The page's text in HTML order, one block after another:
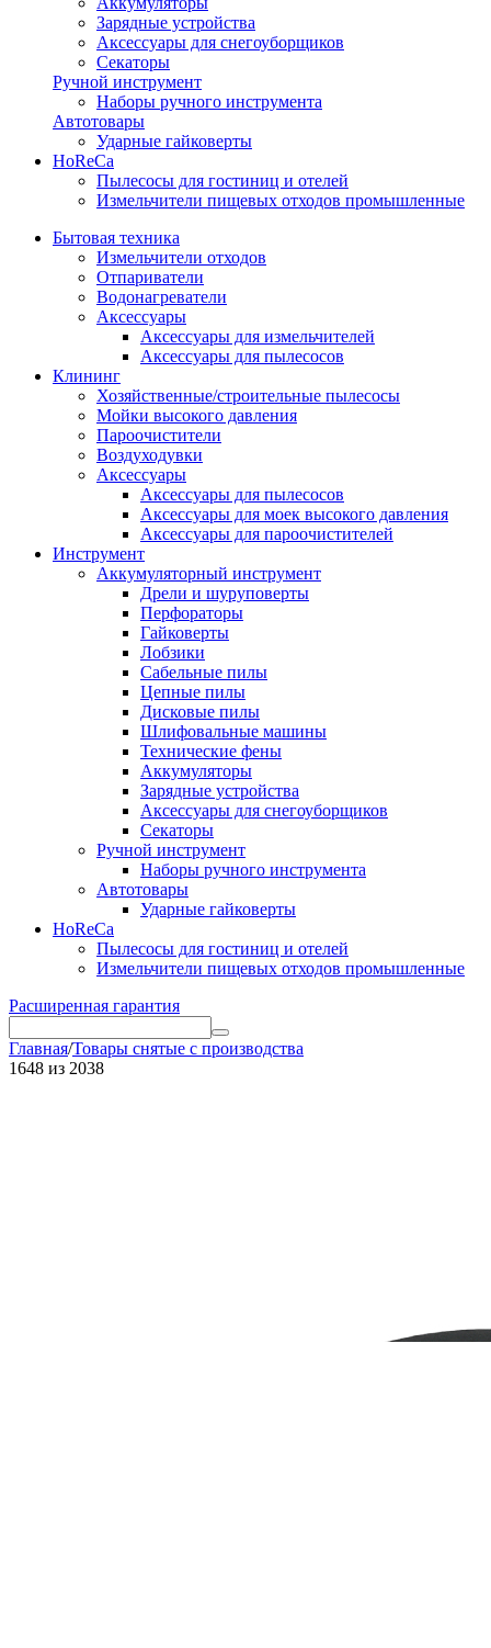
Зарядные устройства
Аксессуары для снегоуборщиков
Секаторы
Ручной инструмент
Наборы ручного инструмента
Автотовары
Ударные гайковерты
HoReCa
Пылесосы для гостиниц и отелей
Измельчители пищевых отходов промышленные
Бытовая техника
Измельчители отходов
Отпариватели
Водонагреватели
Аксессуары
Аксессуары для измельчителей
Аксессуары для пылесосов
Клининг
Хозяйственные/строительные пылесосы
Мойки высокого давления
Пароочистители
Воздуходувки
Аксессуары
Аксессуары для пылесосов
Аксессуары для моек высокого давления
Аксессуары для пароочистителей
Инструмент
Аккумуляторный инструмент
Дрели и шуруповерты
Перфораторы
Гайковерты
Лобзики
Сабельные пилы
Цепные пилы
Дисковые пилы
Шлифовальные машины
Технические фены
Аккумуляторы
Зарядные устройства
Аксессуары для снегоуборщиков
Секаторы
Ручной инструмент
Наборы ручного инструмента
Автотовары
Ударные гайковерты
HoReCa
Пылесосы для гостиниц и отелей
Измельчители пищевых отходов промышленные
Расширенная гарантия
Главная/Товары снятые с производства
1648 из 2038